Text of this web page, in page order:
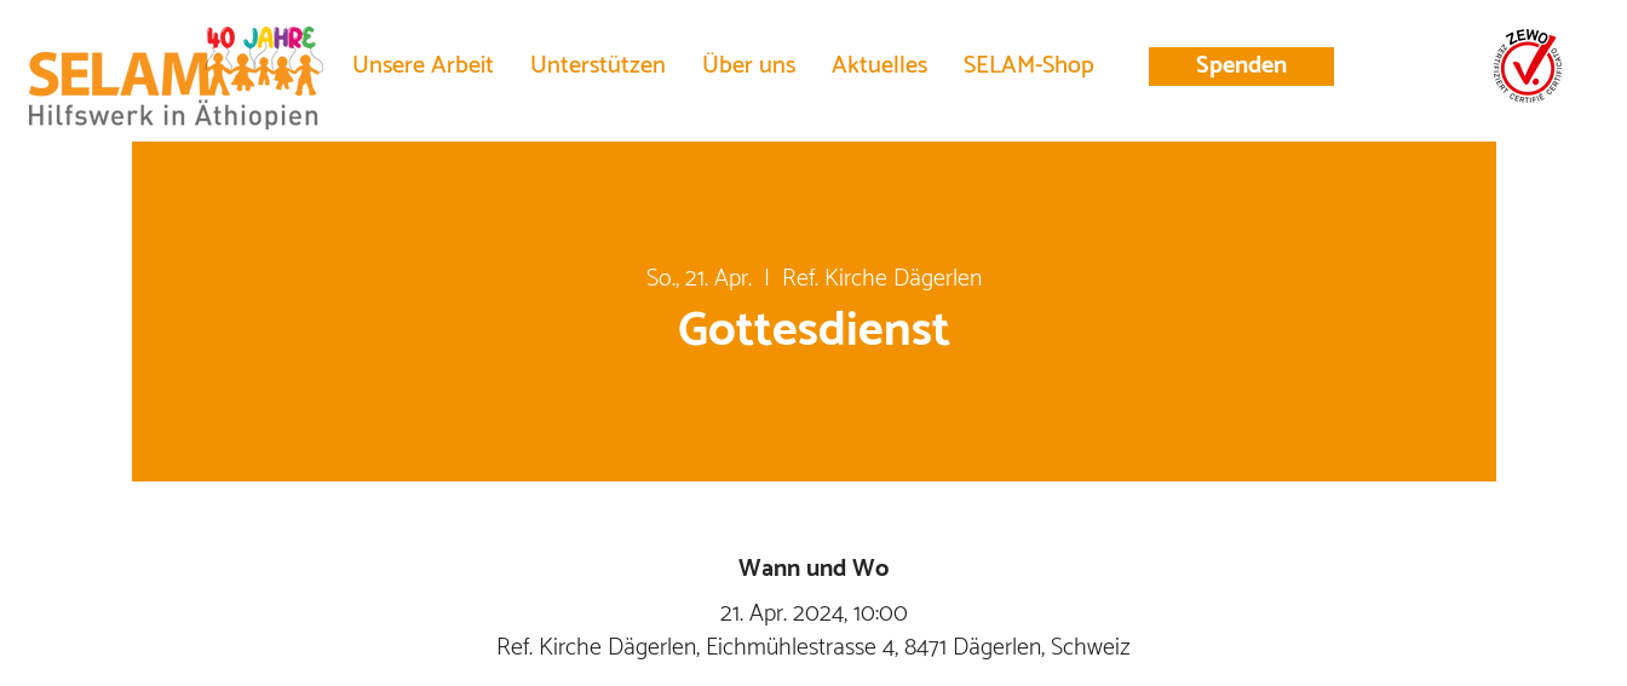
Unsere Arbeit Unterstützen Über uns Aktuelles SELAM-Shop Spenden
So., 21. Apr.
  |
Ref. Kirche Dägerlen
Gottesdienst
Wann und Wo
21. Apr. 2024, 10:00
Ref. Kirche Dägerlen, Eichmühlestrasse 4, 8471 Dägerlen, Schweiz